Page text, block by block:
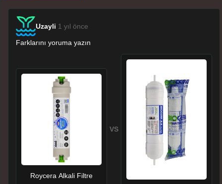
Uzayli 1 yıl önce
Farklarını yoruma yazın
Roycera Alkali Filtre
VS